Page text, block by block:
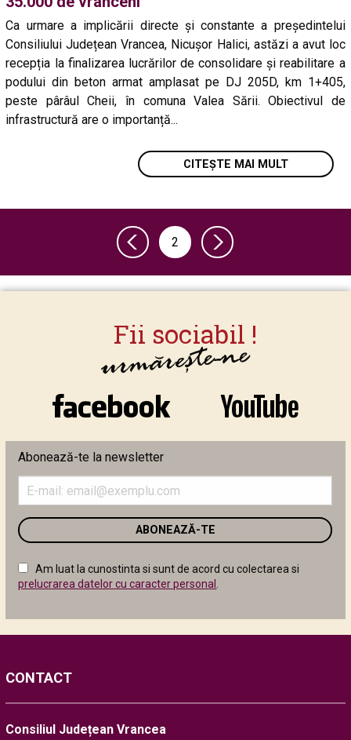
Ca urmare a implicării directe și constante a președintelui
Consiliului Județean Vrancea, Nicușor Halici, astăzi a avut loc
recepția la finalizarea lucrărilor de consolidare și reabilitare a
podului din beton armat amplasat pe DJ 205D, km 1+405,
peste pârâul Cheii, în comuna Valea Sării. Obiectivul de
infrastructură are o importanță...
CITEȘTE MAI MULT
2
Abonează-te la newsletter
adresa
email
în
următor
Am luat la cunostinta si sunt de acord cu colectarea si
prelucrarea datelor cu caracter personal
CONTACT
Consiliul Județean Vrancea